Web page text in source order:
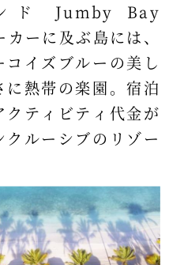
ド Jumby Bay
ーに及ぶ島には、
イズブルーの美し
熱帯の楽園。宿泊
ティビティ代金が
ルーシブのリゾー